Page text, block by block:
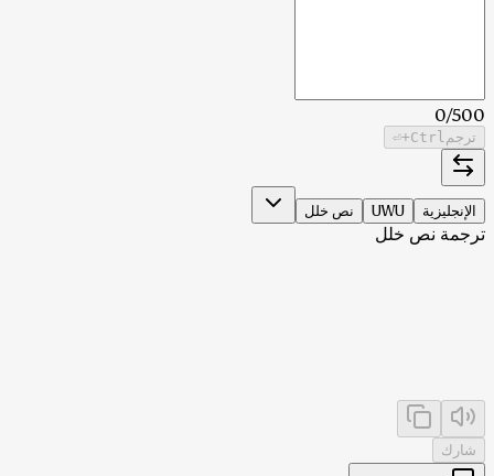
0/500
ترجم Ctrl
+⏎
الإنجليزية UWU نص خلل
ترجمة نص خلل
شارك